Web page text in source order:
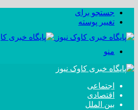
جستجو برای
تغییر پوسته
منو
اجتماعی
اقتصادی
بین الملل